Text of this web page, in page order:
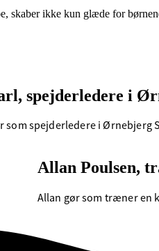
skaber ikke kun glæde for
spejderledere i
som spejderledere i Ørnebjerg
Allan Poulsen,
Allan gør som træner en